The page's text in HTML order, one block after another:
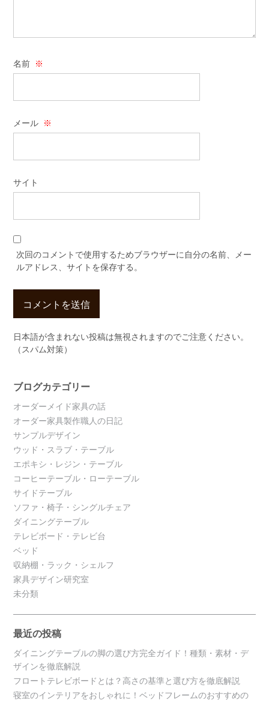
名前 ※
メール ※
サイト
次回のコメントで使用するためブラウザーに自分の名前、メー
ルアドレス、サイトを保存する。
日本語が含まれない投稿は無視されますのでご注意ください。
（スパム対策）
ブログカテゴリー
オーダーメイド家具の話
オーダー家具製作職人の日記
サンプルデザイン
ウッド・スラブ・テーブル
エポキシ・レジン・テーブル
コーヒーテーブル・ローテーブル
サイドテーブル
ソファ・椅子・シングルチェア
ダイニングテーブル
テレビボード・テレビ台
ベッド
収納棚・ラック・シェルフ
家具デザイン研究室
未分類
最近の投稿
ダイニングテーブルの脚の選び方完全ガイド！種類・素材・デ
ザインを徹底解説
フロートテレビボードとは？高さの基準と選び方を徹底解説
寝室のインテリアをおしゃれに！ベッドフレームのおすすめの